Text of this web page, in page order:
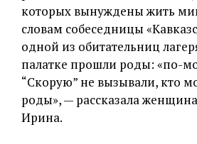
которых вынуждены жить
словам собеседницы
одной из обитательниц
палатке прошли роды: «по-
“Скорую” не вызывали, кто
роды», — рассказала
Ирина.